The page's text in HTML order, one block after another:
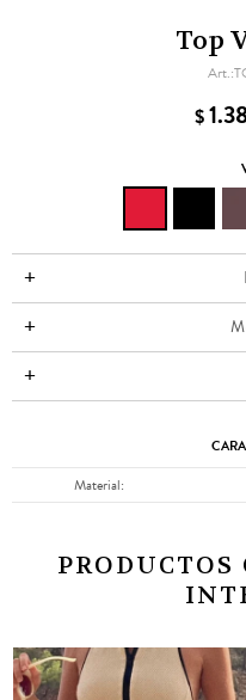
Top
$
Material